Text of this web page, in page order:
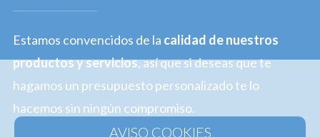
Estamos convencidos de la calidad de nuestros
productos y servicios, así que si deseas que te
hagamos un presupuesto personalizado te lo
hacemos sin ningún compromiso.